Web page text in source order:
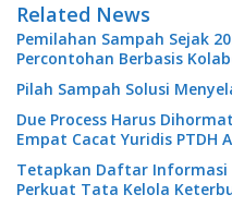
Related News
Pemilahan Sampah Sejak
Percontohan Berbasis
Pilah Sampah Solusi
Due Process Harus
Empat Cacat Yuridis PTDH
Tetapkan Daftar Informasi
Perkuat Tata Kelola